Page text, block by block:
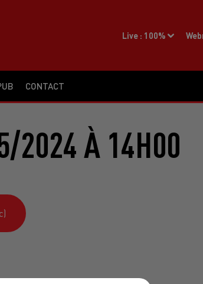
CONTACT
Live : 100%
2024 À 14H00